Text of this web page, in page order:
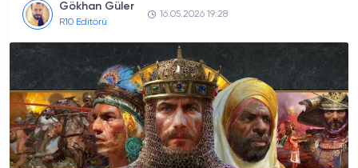
Gökhan Güler
R10 Editörü
16.05.2026 19:28